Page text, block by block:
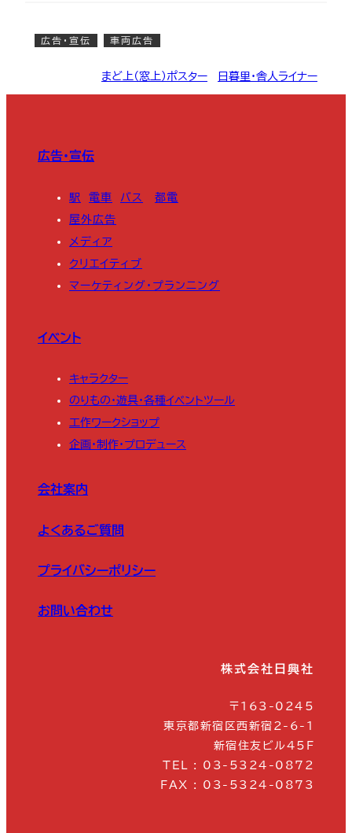
広告・宣伝 車両広告
まど上（窓上）ポスター 日暮里・舎人ライナー
広告・宣伝
駅 電車 バス
都電
屋外広告
メディア
クリエイティブ
マーケティング・プランニング
イベント
キャラクター
のりもの・遊具・各種イベントツール
工作ワークショップ
企画・制作・プロデュース
会社案内
よくあるご質問
プライバシーポリシー
お問い合わせ
株式会社日興社
〒163-0245
東京都新宿区西新宿2-6-1
新宿住友ビル45F
TEL : 03-5324-0872
FAX : 03-5324-0873